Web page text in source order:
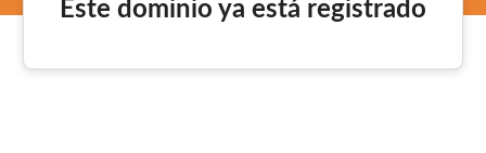
Este dominio ya está registrado